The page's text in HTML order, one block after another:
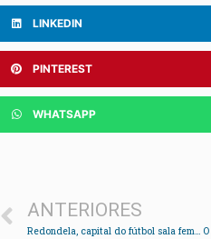
LINKEDIN
PINTEREST
WHATSAPP
ANTERIORES
Redondela, capital do fútbol sala feminino